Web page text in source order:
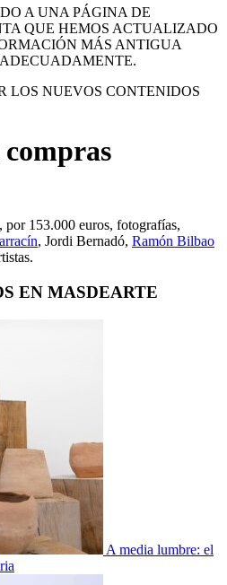
A UNA PÁGINA DE
QUE HEMOS ACTUALIZADO
MÁS ANTIGUA
LOS NUEVOS CONTENIDOS
por 153.000 euros, fotografías,
, Jordi Bernadó, Ramón Bilbao
EN MASDEARTE
A media lumbre: el